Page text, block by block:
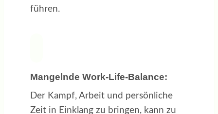
führen.
Mangelnde Work-Life-Balance:
Der Kampf, Arbeit und persönliche
Zeit in Einklang zu bringen, kann zu